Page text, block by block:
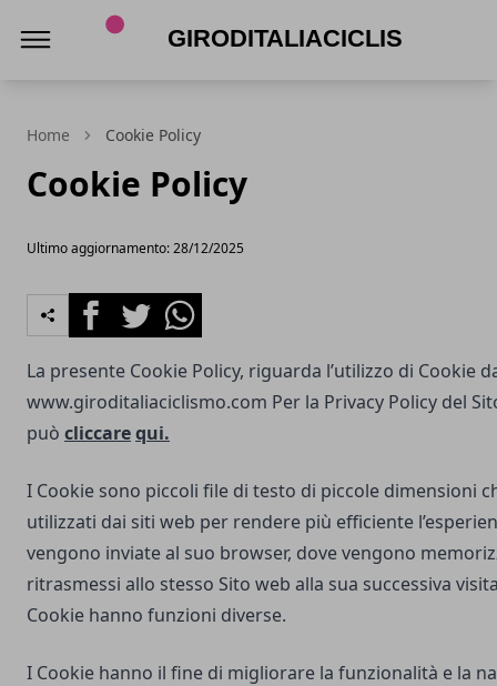
Home Cookie Policy
Cookie Policy
Ultimo aggiornamento: 28/12/2025
FacebookTwitterWhatsapp
La presente Cookie Policy, riguarda l’utilizzo di Cookie
www.giroditaliaciclismo.com Per la Privacy Policy del
può cliccarequi.
I Cookie sono piccoli file di testo di piccole dimensioni
utilizzati dai siti web per rendere più efficiente
vengono inviate al suo browser, dove vengono
ritrasmessi allo stesso Sito web alla sua successiva
Cookie hanno funzioni diverse.
I Cookie hanno il fine di migliorare la funzionalità e la